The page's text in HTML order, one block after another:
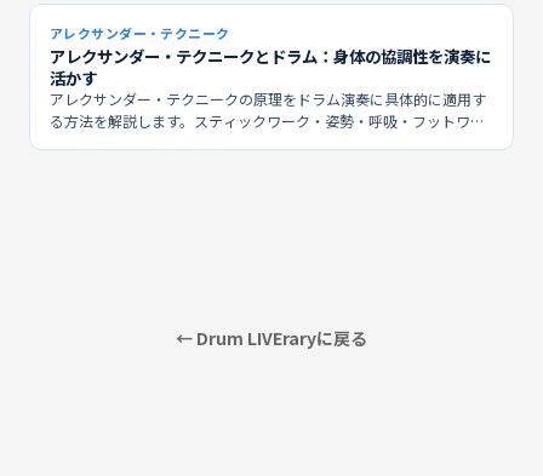
アレクサンダー・テクニーク
アレクサンダー・テクニークとドラム：身体の協調性を演奏に
活かす
アレクサンダー・テクニークの原理をドラム演奏に具体的に適用す
る方法を解説します。スティックワーク・姿勢・呼吸・フットワー
← Drum LIVEraryに戻る